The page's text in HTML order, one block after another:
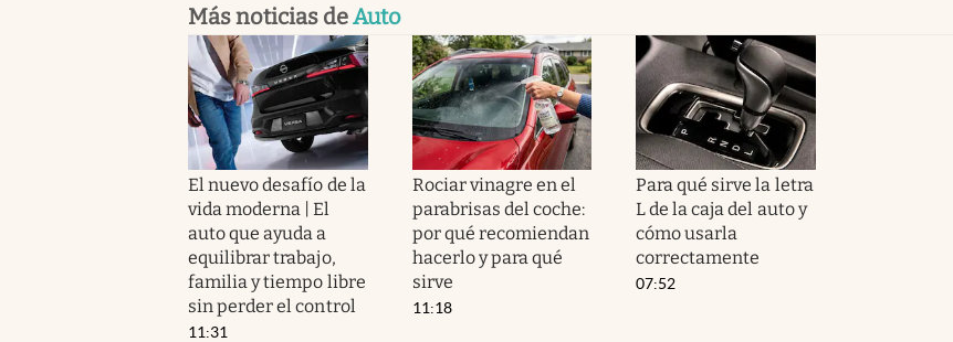
Más noticias deAuto
El nuevo desafío de la
vida moderna | El
auto que ayuda a
equilibrar trabajo,
familia y tiempo libre
sin perder el control
11:31
Rociar vinagre en el
parabrisas del coche:
por qué recomiendan
hacerlo y para qué
sirve
11:18
Para qué sirve la letra
L de la caja del auto y
cómo usarla
correctamente
07:52